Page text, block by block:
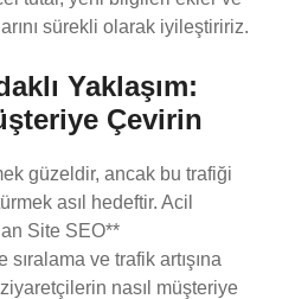
sürekli olarak iyileştiririz.
Yaklaşım:
Çevirin
güzeldir, ancak bu trafiği
asıl hedeftir. Acil
Site SEO**
sıralama ve trafik artışına
nasıl müşteriye